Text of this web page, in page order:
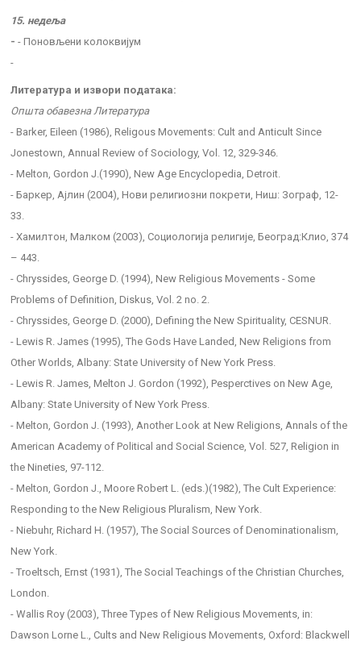
15. недеља
- - Поновљени колоквијум
-
Литература и извори података:
Општа обавезна Литература
- Barker, Eileen (1986), Religous Movements: Cult and Anticult Since
Jonestown, Annual Review of Sociology, Vol. 12, 329-346.
- Melton, Gordon J.(1990), New Age Encyclopedia, Detroit.
- Баркер, Ајлин (2004), Нови религиозни покрети, Ниш: Зограф, 12-
33.
- Хамилтон, Малком (2003), Социологија религије, Београд:Клио, 374
– 443.
- Chryssides, George D. (1994), New Religious Movements - Some
Problems of Definition, Diskus, Vol. 2 no. 2.
- Chryssides, George D. (2000), Defining the New Spirituality, CESNUR.
- Lewis R. James (1995), The Gods Have Landed, New Religions from
Other Worlds, Albany: State University of New York Press.
- Lewis R. James, Melton J. Gordon (1992), Pesperctives on New Age,
Albany: State University of New York Press.
- Melton, Gordon J. (1993), Another Look at New Religions, Annals of the
American Academy of Political and Social Science, Vol. 527, Religion in
the Nineties, 97-112.
- Melton, Gordon J., Moore Robert L. (eds.)(1982), The Cult Experience:
Responding to the New Religious Pluralism, New York.
- Niebuhr, Richard H. (1957), The Social Sources of Denominationalism,
New York.
- Troeltsch, Ernst (1931), The Social Teachings of the Christian Churches,
London.
- Wallis Roy (2003), Three Types of New Religious Movements, in:
Dawson Lorne L., Cults and New Religious Movements, Oxford: Blackwell